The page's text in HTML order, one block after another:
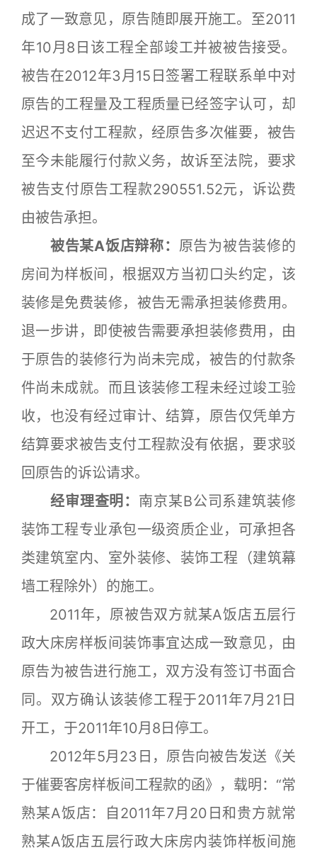
成了一致意见，原告随即展开施工。至2011
年10月8日该工程全部竣工并被被告接受。
被告在2012年3月15日签署工程联系单中对
原告的工程量及工程质量已经签字认可，却
迟迟不支付工程款，经原告多次催要，被告
至今未能履行付款义务，故诉至法院，要求
被告支付原告工程款290551.52元，诉讼费
由被告承担。
被告某A饭店辩称： 原告为被告装修的
房间为样板间，根据双方当初口头约定，该
装修是免费装修，被告无需承担装修费用。
退一步讲，即使被告需要承担装修费用，由
于原告的装修行为尚未完成，被告的付款条
件尚未成就。而且该装修工程未经过竣工验
收，也没有经过审计、结算，原告仅凭单方
结算要求被告支付工程款没有依据，要求驳
回原告的诉讼请求。
经审理查明： 南京某B公司系建筑装修
装饰工程专业承包一级资质企业，可承担各
类建筑室内、室外装修、装饰工程（建筑幕
墙工程除外）的施工。
2011年，原被告双方就某A饭店五层行
政大床房样板间装饰事宜达成一致意见，由
原告为被告进行施工，双方没有签订书面合
同。双方确认该装修工程于2011年7月21日
开工，于2011年10月8日停工。
2012年5月23日，原告向被告发送《关
于催要客房样板间工程款的函》，载明：“常
熟某A饭店：自2011年7月20日和贵方就常
熟某A饭店五层行政大床房内装饰样板间施